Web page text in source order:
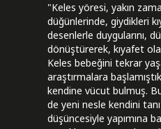
"Keles yöresi, yakın
düğünlerinde, giydikleri
desenlerle duygularını,
dönüştürerek, kıyafet
Keles bebeğini tekrar
araştırmalara
kendine vücut bulmuş.
de yeni nesle kendini
düşüncesiyle yapımına